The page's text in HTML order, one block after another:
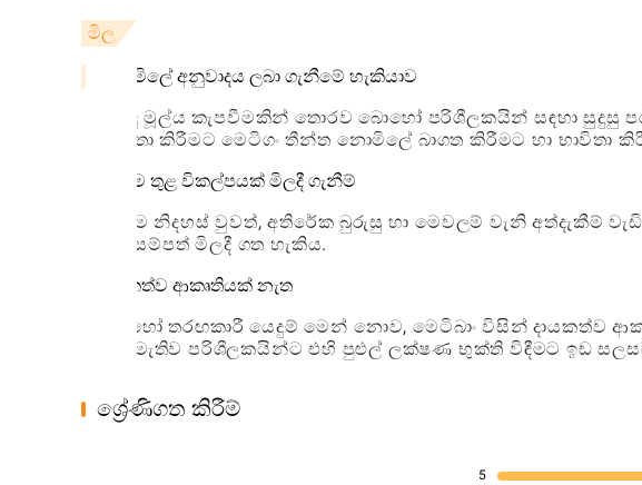
මිල
නොමිලේ අනුවාදය ලබා ගැනීමේ හැකියාව
කිසිදු මූල්ය කැපවීමකින් තොරව බොහෝ පරිශීලකයින් සඳහා සුදුසු
භාවිතා කිරීමට මෙටිගං තීන්ත නොමිලේ බාගත කිරීමට හා භාවිතා
යෙදුම තුළ විකල්පයක් මිලදී ගැනීම්
යෙදුම නිදහස් වුවත්, අතිරේක බුරුසු හා මෙවලම් වැනි අත්දැකීම්
සහ සම්පත් මිලදී ගත හැකිය.
දායකත්ව ආකෘතියක් නැත
බොහෝ තරඟකාරී යෙදුම් මෙන් නොව, මෙටිබාං විසින් දායකත්ව
නොමැතිව පරිශීලකයින්ට එහි පුළුල් ලක්ෂණ භුක්ති විඳීමට ඉඩ
ශ්‍රේණිගත කිරීම්
5